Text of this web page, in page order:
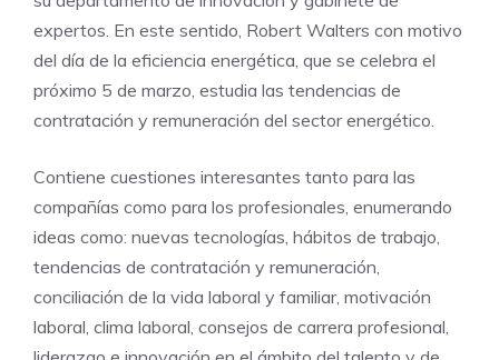
expertos. En este sentido, Robert Walters con motivo
del día de la eficiencia energética, que se celebra el
próximo 5 de marzo, estudia las tendencias de
contratación y remuneración del sector energético.
Contiene cuestiones interesantes tanto para las
compañías como para los profesionales, enumerando
ideas como: nuevas tecnologías, hábitos de trabajo,
tendencias de contratación y remuneración,
conciliación de la vida laboral y familiar, motivación
laboral, clima laboral, consejos de carrera profesional,